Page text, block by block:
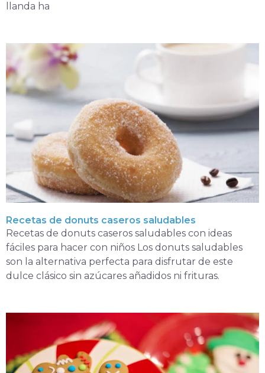
llanda ha
Recetas de donuts caseros saludables
Recetas de donuts caseros saludables con ideas
fáciles para hacer con niños Los donuts saludables
son la alternativa perfecta para disfrutar de este
dulce clásico sin azúcares añadidos ni frituras.